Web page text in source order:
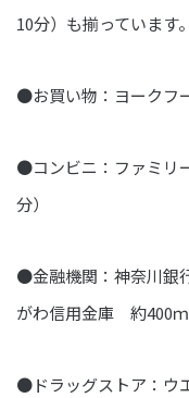
10分）も揃っています。
●お買い物：ヨークフ
●コンビニ：ファミリ
分）
●金融機関：神奈川
がわ信用金庫 約400ｍ
●ドラッグストア：ウ